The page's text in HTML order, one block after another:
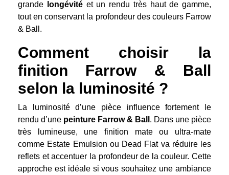
grande
longévitéet un rendu très haut de gamme,
tout en conservant la profondeur des couleurs Farrow
& Ball.
Comment choisir la
finition Farrow & Ball
selon la luminosité ?
La luminosité d’une pièce influence fortement le
rendu d’une peinture Farrow & Ball . Dans une pièce
très lumineuse, une finition mate ou ultra-mate
comme Estate Emulsion ou Dead Flat va réduire les
reflets et accentuer la profondeur de la couleur. Cette
approche est idéale si vous souhaitez une ambiance